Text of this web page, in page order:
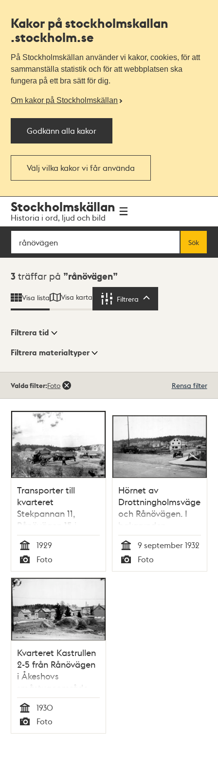
Kakor på stockholmskallan
.stockholm.se
På Stockholmskällan använder vi kakor, cookies, för att
sammanställa statistik och för att webbplatsen ska
fungera på ett bra sätt för dig.
Om kakor på Stockholmskällan
Godkänn alla kakor
Välj vilka kakor vi får använda
navigationen
huvudinnehållet
Stockholmskällan
Historia i ord, ljud och bild
Sök
Sök
Sökresultat
3 träffar på rånövägen
Visa lista Visa karta Filtrera
Visningsläge
Filtrera tid
Filtrera materialtyper
träffar
Valda filter:Foto Rensa filter
Transporter till
kvarteret
Stekpannan 11,
Rånövägen 15 i
Åkeshovs
småstugeområde
Tid
1929
Typ
Foto
Hörnet av
Drottningholmsvägen
och Rånövägen. I
bakgrunden
Åkeshovs
småstugeområde
Tid
9 september 1932
Typ
Foto
Kvarteret Kastrullen
2-5 från Rånövägen
i Åkeshovs
småstugeområde.
Tid
1930
Typ
Foto